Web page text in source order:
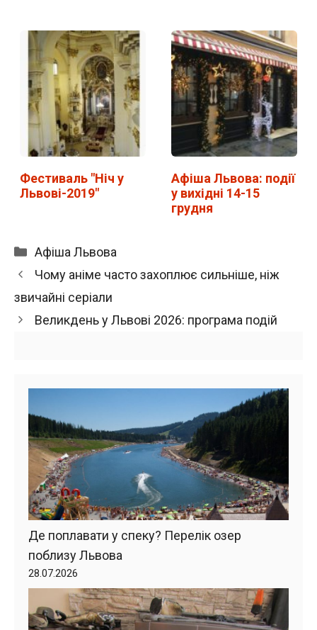
Фестиваль "Ніч у
Львові-2019"
Афіша Львова: події
у вихідні 14-15
грудня
Категорії
Афіша Львова
Чому аніме часто захоплює сильніше, ніж
звичайні серіали
Великдень у Львові 2026: програма подій
Де поплавати у спеку? Перелік озер
поблизу Львова
28.07.2026